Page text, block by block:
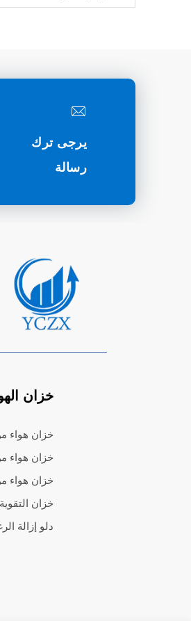
يرجى ترك
رسالة
خزان
خزان هواء
خزان هواء
خزان هواء
خزان التقوية
دلو إزالة